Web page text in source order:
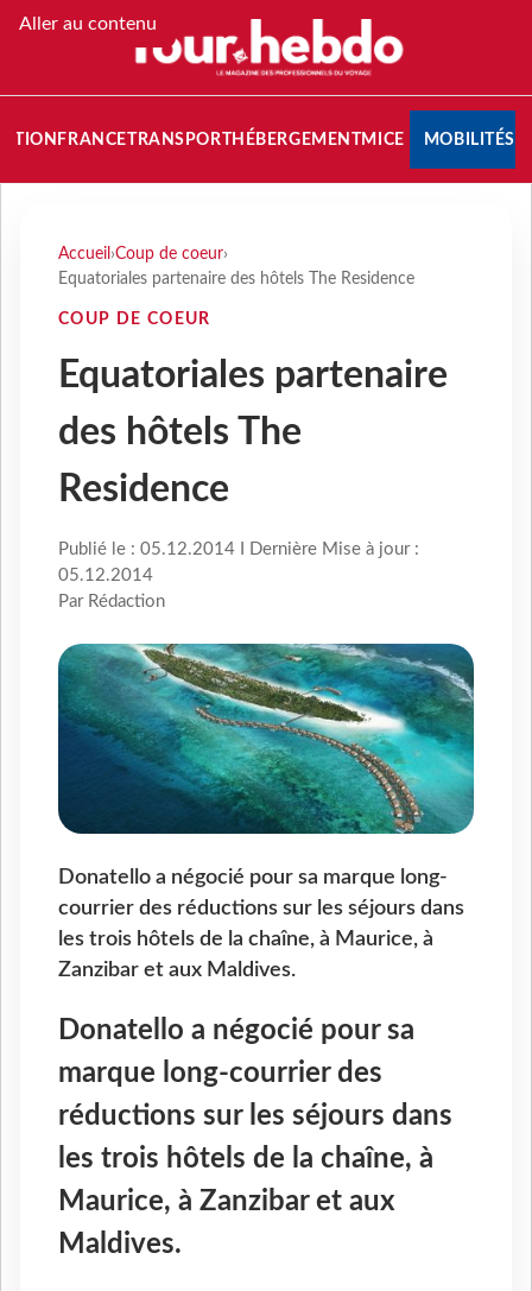
Aller au contenu
FRANCETRANSPORT HÉBERGEMENTMICE MOBILITÉS
Accueil ›Coup de coeur›
Equatoriales partenaire des hôtels The Residence
COUP DE COEUR
Equatoriales partenaire
des hôtels The
Residence
Publié le : 05.12.2014 I Dernière Mise à jour :
05.12.2014
Par Rédaction
Donatello a négocié pour sa marque long-
courrier des réductions sur les séjours dans
les trois hôtels de la chaîne, à Maurice, à
Zanzibar et aux Maldives.
Donatello a négocié pour sa
marque long-courrier des
réductions sur les séjours dans
les trois hôtels de la chaîne, à
Maurice, à Zanzibar et aux
Maldives.